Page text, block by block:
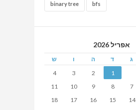
binary tree bfs
אפריל 2026
ג ד ה ו ש
1
2
3
4
7
8
9
10
11
14
15
16
17
18